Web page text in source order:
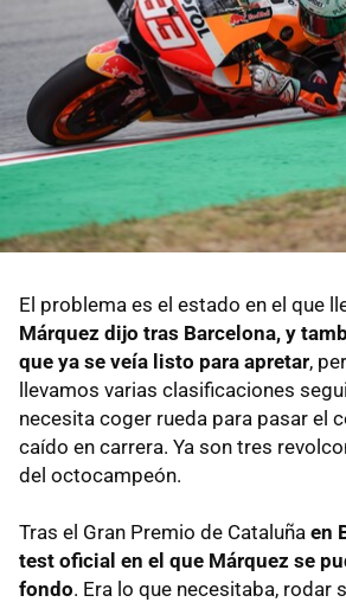
El problema es el estado en el que
Márquez dijo tras Barcelona, y
que ya se veía listo para apretar,
llevamos varias clasificaciones
necesita coger rueda para pasar el
caído en carrera. Ya son tres
del octocampeón.
Tras el Gran Premio de Cataluña en
test oficial en el que Márquez se
fondo. Era lo que necesitaba, rodar